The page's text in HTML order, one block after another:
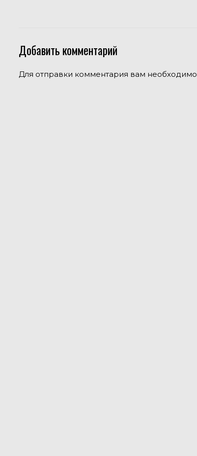
Добавить комментарий
Для отправки комментария вам необходимо